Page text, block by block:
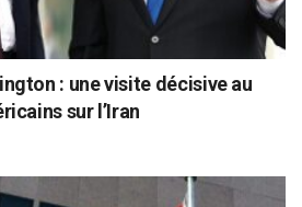
: une visite décisive au
sur l’Iran